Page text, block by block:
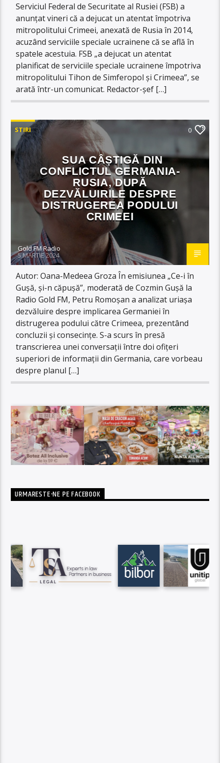
Serviciul Federal de Securitate al Rusiei (FSB) a
anunţat vineri că a dejucat un atentat împotriva
mitropolitului Crimeei, anexată de Rusia în 2014,
acuzând serviciile speciale ucrainene că se află în
spatele acestuia. FSB „a dejucat un atentat
planificat de serviciile speciale ucrainene împotriva
mitropolitului Tihon de Simferopol şi Crimeea”, se
arată într-un comunicat. Redactor-şef […]
STIRI 0
SUA CÂȘTIGĂ DIN
CONFLICTUL GERMANIA-
RUSIA, DUPĂ
DEZVĂLUIRILE DESPRE
DISTRUGEREA PODULUI
CRIMEEI
Gold FM Radio
5 MARTIE 2024
Autor: Oana-Medeea Groza În emisiunea „Ce-i în
Gușă, și-n căpușă”, moderată de Cozmin Gușă la
Radio Gold FM, Petru Romoșan a analizat uriașa
dezvăluire despre implicarea Germaniei în
distrugerea podului către Crimeea, prezentând
concluzii și consecințe. S-a scurs în presă
transcrierea unei conversații între doi ofițeri
superiori de informații din Germania, care vorbeau
despre planul […]
URMARESTE-NE PE FACEBOOK